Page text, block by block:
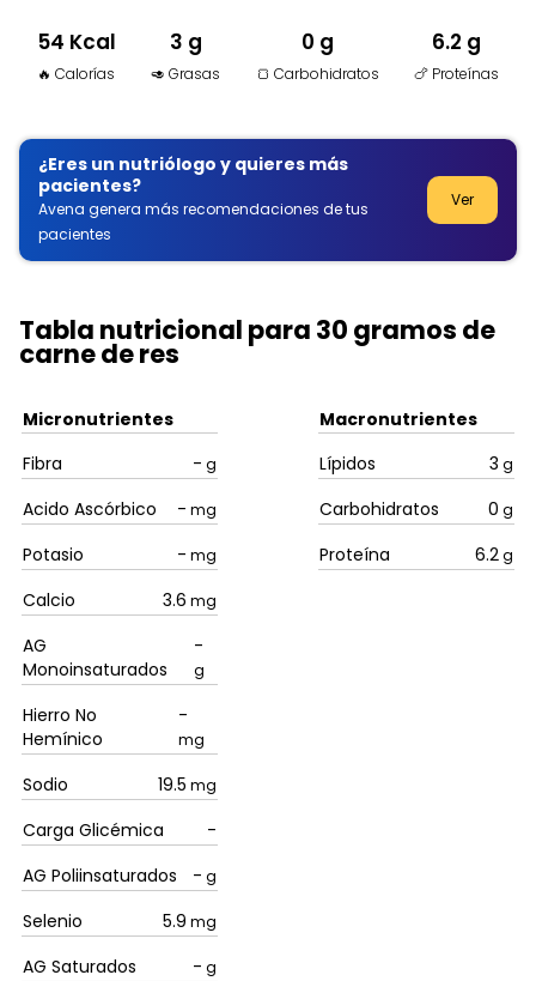
54 Kcal
🔥 Calorías
3 g
🥑 Grasas
0 g
🍞 Carbohidratos
6.2 g
🍗 Proteínas
¿Eres un nutriólogo y quieres más
pacientes?
Avena genera más recomendaciones de tus
pacientes
Ver
Tabla nutricional para 30 gramos de
carne de res
Micronutrientes
Fibra
- g
Acido Ascórbico - mg
Potasio - mg
Calcio 3.6 mg
AG
Monoinsaturados
-
g
Hierro No
Hemínico
-
mg
Sodio 19.5 mg
Carga Glicémica
-
AG Poliinsaturados
- g
Selenio 5.9 mg
AG Saturados - g
Macronutrientes
Lípidos
3 g
Carbohidratos 0 g
Proteína 6.2g